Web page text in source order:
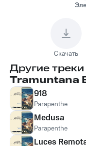
Скачать
Другие
Tramuntana
918
Parapenthe
Medusa
Parapenthe
Luces